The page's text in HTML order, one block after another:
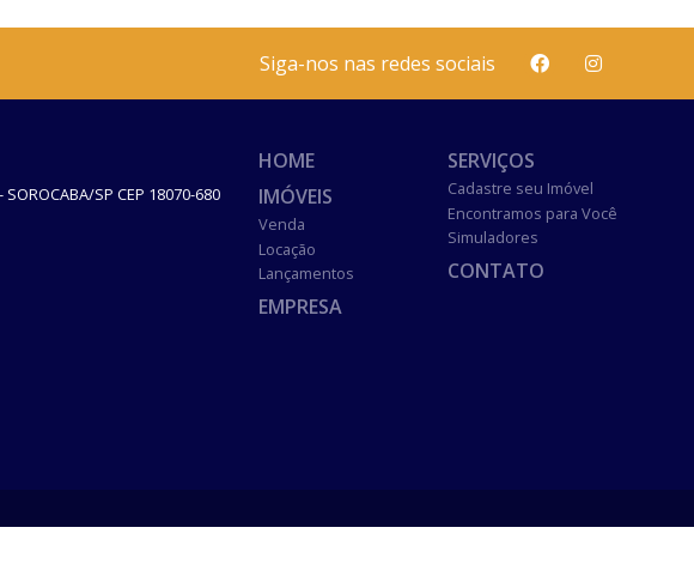
Siga-nos nas redes sociais
SOROCABA/SP CEP 18070-680
HOME
IMÓVEIS
Venda
Locação
Lançamentos
EMPRESA
SERVIÇOS
Cadastre seu Imóvel
Encontramos para Você
Simuladores
CONTATO